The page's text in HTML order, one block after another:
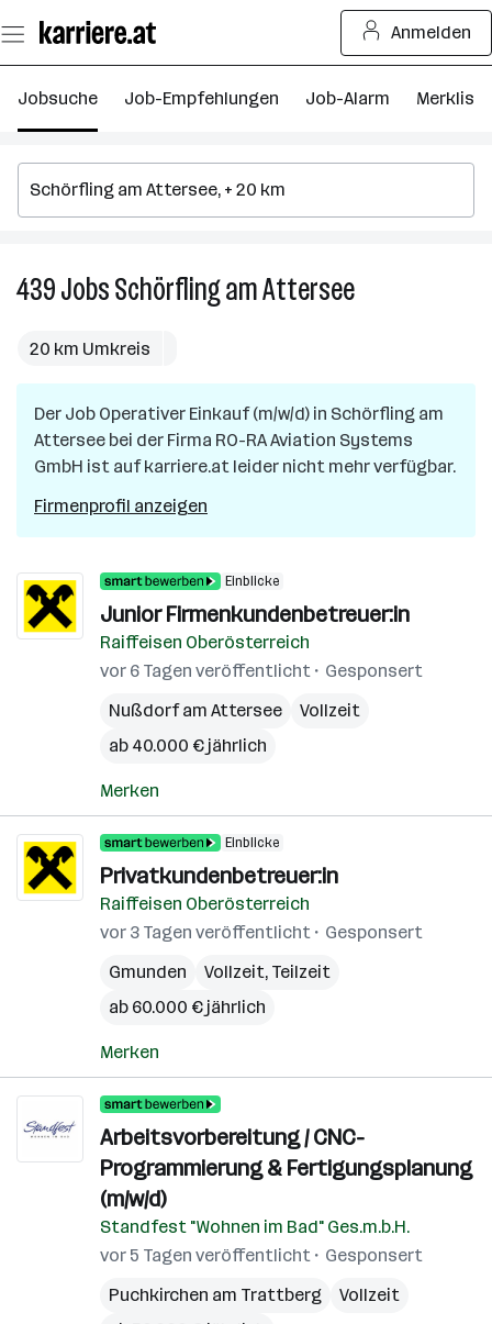
Seiteninhalt
springen
Anmelden
Jobsuche Job-Empfehlungen Job-Alarm Merkliste
439JobsSchörfling am Attersee439
am
Attersee
20 km Umkreis
Der Job Operativer Einkauf (m/w/d) in Schörfling am
Attersee bei der Firma RO-RA Aviation Systems
GmbH ist auf karriere.at leider nicht mehr verfügbar.
Firmenprofil anzeigen
Einblicke
Junior Firmenkundenbetreuer:in
Raiffeisen Oberösterreich
vor 6 Tagen veröffentlicht
Gesponsert
Nußdorf am Attersee
Vollzeit
ab 40.000 € jährlich
Merken
Einblicke
Privatkundenbetreuer:in
Raiffeisen Oberösterreich
vor 3 Tagen veröffentlicht
Gesponsert
Gmunden
Vollzeit, Teilzeit
ab 60.000 € jährlich
Merken
Arbeitsvorbereitung / CNC-
Programmierung & Fertigungsplanung
(m/w/d)
Standfest "Wohnen im Bad" Ges.m.b.H.
vor 5 Tagen veröffentlicht
Gesponsert
Puchkirchen am Trattberg
Vollzeit